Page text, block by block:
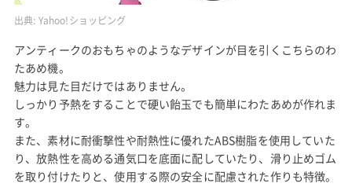
出典: Yahoo!ショッピング
アンティークのおもちゃのようなデザインが目を引くこちらのわ
たあめ機。
魅力は見た目だけではありません。
しっかり予熱をすることで硬い飴玉でも簡単にわたあめが作れま
す。
また、素材に耐衝撃性や耐熱性に優れたABS樹脂を使用していた
り、放熱性を高める通気口を底面に配していたり、滑り止めゴム
を取り付けたりと、使用する際の安全に配慮された作りも特徴。